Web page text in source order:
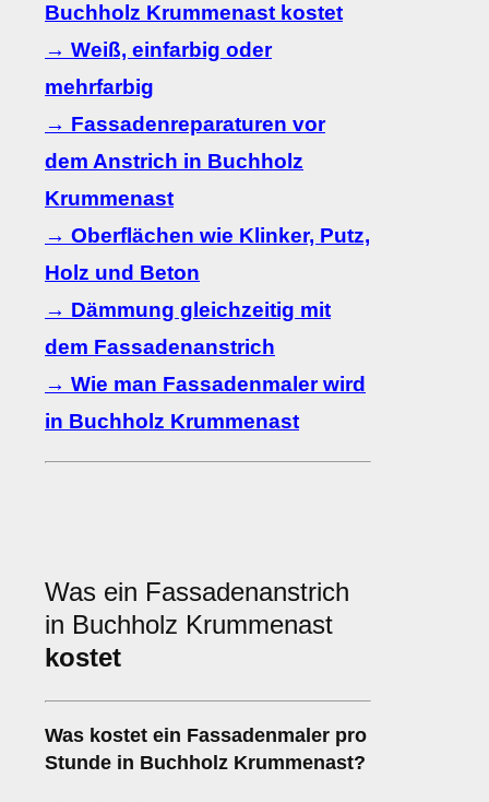
Buchholz Krummenast kostet
→ Weiß, einfarbig oder
mehrfarbig
→ Fassadenreparaturen vor
dem Anstrich in Buchholz
Krummenast
→ Oberflächen wie Klinker, Putz,
Holz und Beton
→ Dämmung gleichzeitig mit
dem Fassadenanstrich
→ Wie man Fassadenmaler wird
in Buchholz Krummenast
Was ein Fassadenanstrich
in Buchholz Krummenast
kostet
Was kostet ein Fassadenmaler pro
Stunde in Buchholz Krummenast?